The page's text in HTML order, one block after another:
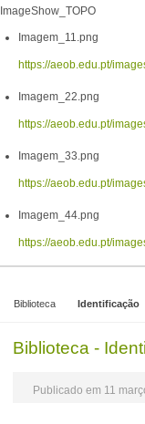
ImageShow_TOPO
Imagem_11.png
https://aeob.edu.pt/
Imagem_22.png
https://aeob.edu.pt/
Imagem_33.png
https://aeob.edu.pt/
Imagem_44.png
https://aeob.edu.pt/
Biblioteca Identificação
Biblioteca -
Publicado em 11